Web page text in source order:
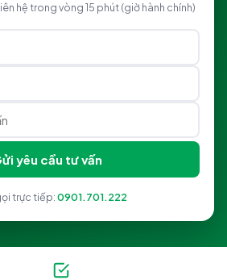
hệ trong vòng 15 phút (giờ hành chính)
yêu cầu tư vấn
trực tiếp:0901.701.222